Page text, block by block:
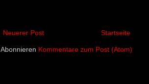
Neuerer Post Startseite
Abonnieren Kommentare zum Post (Atom)